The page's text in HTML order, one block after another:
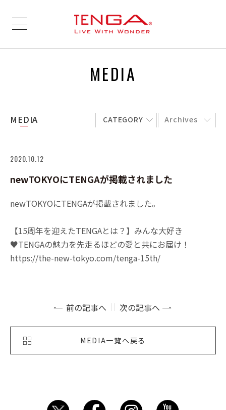
MEDIA
MEDIA CATEGORY Archives
2020.10.12
newTOKYOにTENGAが掲載されました
newTOKYOにTENGAが掲載されました。
【15周年を迎えたTENGAとは？】みんな大好き
♥TENGAの魅力を先走るほどの愛と共にお届け！
https://the-new-tokyo.com/tenga-15th/
前の記事へ 次の記事へ
MEDIA一覧へ戻る